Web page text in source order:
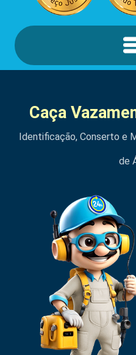
Caça
Identificação, Conserto e
de